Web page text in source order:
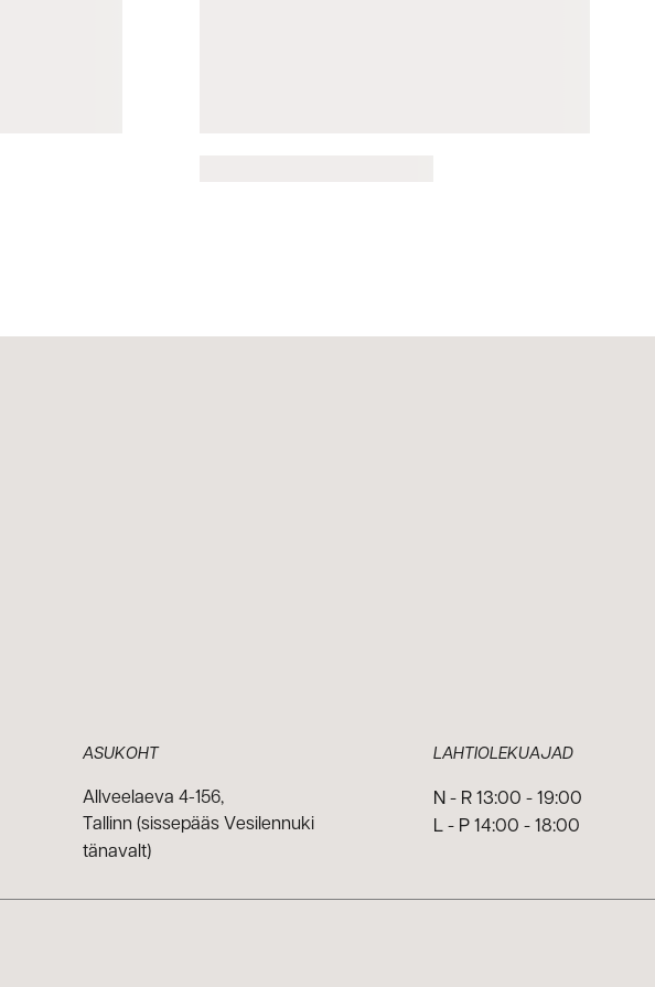
ASUKOHT
Allveelaeva 4-156,
Tallinn (sissepääs Vesilennuki
tänavalt)
LAHTIOLEKUAJAD
N - R 13:00 - 19:00
L - P 14:00 - 18:00